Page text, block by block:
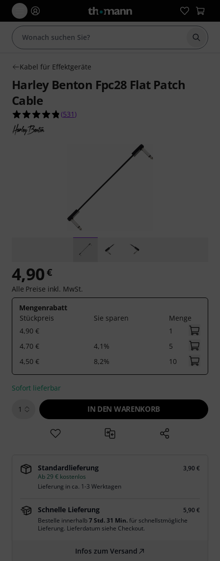
Suche
Kabel für Effektgeräte
Harley Benton Fpc28 Flat Patch
Cable
4.8 von 5 Sternen aus 531 Kundenbewertungen
(531 )
4,90€
Alle Preise inkl. MwSt.
Mengenrabatt
Stückpreis
Sie sparen
Menge
4,90 €
1
4,70 €
4,1%
5
4,50 €
8,2% 10
Sofort lieferbar
1 IN DEN WARENKORB
Standardlieferung
3,90 €
Ab 29 € kostenlos
Lieferung in ca. 1-3 Werktagen
Schnelle Lieferung
5,90 €
Bestelle innerhalb7 Std. 31 Min.für schnellstmögliche
Lieferung. Lieferdatum siehe Checkout.
Infos zum Versand